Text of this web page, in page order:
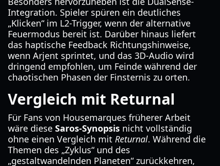
Integration. Spieler spüren ein deutliches
„Klicken“ im L2-Trigger, wenn der alternative
Feuermodus bereit ist. Darüber hinaus liefert
das haptische Feedback Richtungshinweise,
wenn Arjent sprintet, und das 3D-Audio wird
dringend empfohlen, um Feinde während der
chaotischen Phasen der Finsternis zu orten.
Vergleich mit Returnal
Für Fans von Housemarques früherer Arbeit
wäre diese Saros-Synopsis nicht vollständig
ohne einen Vergleich mit Returnal. Während die
Themen des „Zyklus“ und des
„gestaltwandelnden Planeten“ zurückkehren,